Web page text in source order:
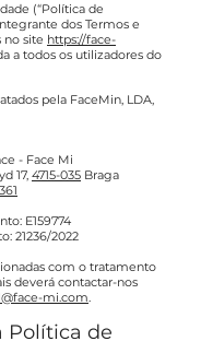
(“Política de
dos Termos e
no site https://face-
a todos os utilizadores do
pela FaceMin, LDA,
- Face Mi
17, 4715-035 Braga
E159774
21236/2022
com o tratamento
deverá contactar-nos
mi.com.
Política de